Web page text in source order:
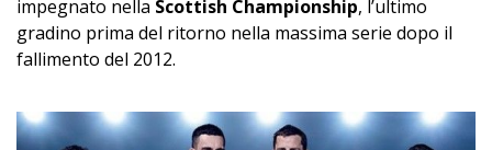
impegnato nella Scottish Championship, l’ultimo
gradino prima del ritorno nella massima serie dopo il
fallimento del 2012.